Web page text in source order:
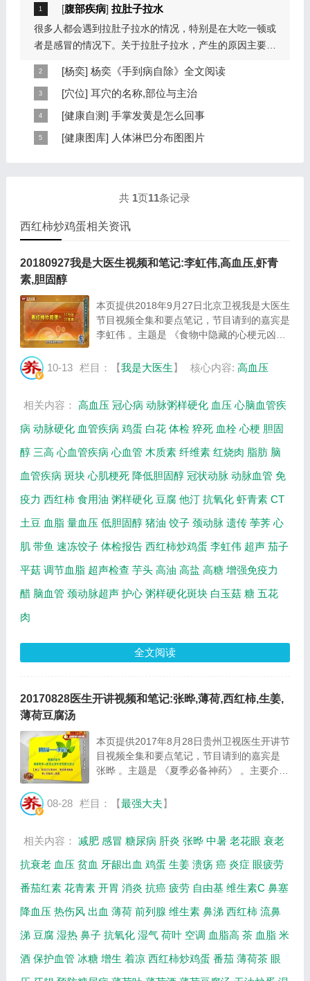
[腹部疾病] 拉肚子拉水
很多人都会遇到拉肚子拉水的情况，特别是在大吃一顿或
者是感冒的情况下。关于拉肚子拉水，产生的原因主要是
[杨奕] 杨奕《手到病自除》全文阅读
本页提供杨奕手到病自除全文阅读。包括完整目录、共计
6大章，66个小节的详细内容。涉及到全身的各个反射
区，以及自然疗法、反射区疗法、食疗等。另外...
[穴位] 耳穴的名称,部位与主治
耳穴在耳郭的分布有一定规律，耳穴在耳郭的分布犹如一
个倒置在子宫内的胎儿，头部朝下，臀部朝上。其分布的
规律是，与面颊相应的穴位在耳垂；与上肢相...
[健康自测] 手掌发黄是怎么回事
手掌发黄，一般是血管内血液不充盈或是皮肤营养不良的
[健康图库] 人体淋巴分布图图片
出的淋巴癌，图片尺寸390x378像素，格式是JPG...
共 1页11条记录
西红柿炒鸡蛋相关资讯
20180927我是大医生视频和笔记:李虹伟,高血压,虾青
素,胆固醇
本页提供2018年9月27日北京卫视我是大医生
节目视频全集和要点笔记，节目请到的嘉宾是
李虹伟 。主题是 《食物中隐藏的心梗元凶》
如何保护心脑血管等相关内容，百年养生网提
10-13 栏目：【我是大医生】 核心内容: 高血压
相关内容： 高血压 冠心病 动脉粥样硬化 血压 心脑血管疾
病 动脉硬化 血管疾病 鸡蛋 白花 体检 猝死 血栓 心梗 胆固
醇 三高 心血管疾病 心血管 木质素 纤维素 红烧肉 脂肪 脑
血管疾病 斑块 心肌梗死 降低胆固醇 冠状动脉 动脉血管 免
疫力 西红柿 食用油 粥样硬化 豆腐 他汀 抗氧化 虾青素 CT
土豆 血脂 量血压 低胆固醇 猪油 饺子 颈动脉 遗传 荸荠 心
肌 带鱼 速冻饺子 体检报告 西红柿炒鸡蛋 李虹伟 超声 茄子
平菇 调节血脂 超声检查 芋头 高油 高盐 高糖 增强免疫力
醋 脑血管 颈动脉超声 护心 粥样硬化斑块 白玉菇 糖 五花
肉
全文阅读
20170828医生开讲视频和笔记:张晔,薄荷,西红柿,生姜,
薄荷豆腐汤
本页提供2017年8月28日贵州卫视医生开讲节
目视频全集和要点笔记，节目请到的嘉宾是
张晔 。主题是 《夏季必备神药》 。主要介绍
生功效，薄荷豆腐汤的制作方法等相关内容，
08-28 栏目：【最强大夫】
相关内容： 减肥 感冒 糖尿病 肝炎 张晔 中暑 老花眼 衰老
抗衰老 血压 贫血 牙龈出血 鸡蛋 生姜 溃疡 癌 炎症 眼疲劳
番茄红素 花青素 开胃 消炎 抗癌 疲劳 自由基 维生素C 鼻塞
降血压 热伤风 出血 薄荷 前列腺 维生素 鼻涕 西红柿 流鼻
涕 豆腐 湿热 鼻子 抗氧化 湿气 荷叶 空调 血脂高 茶 血脂 米
酒 保护血管 冰糖 增生 着凉 西红柿炒鸡蛋 番茄 薄荷茶 眼